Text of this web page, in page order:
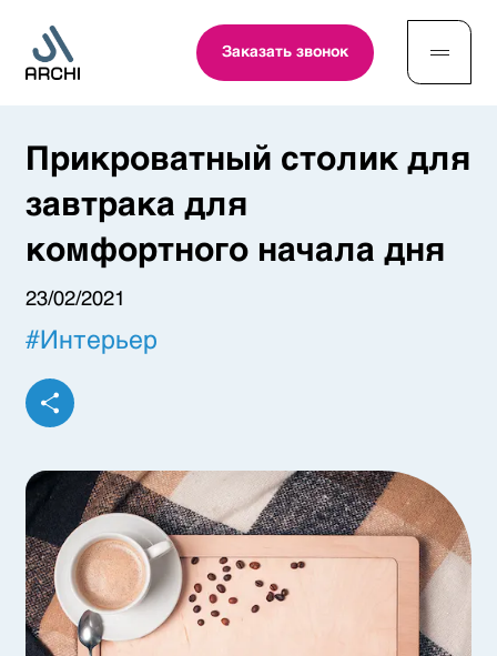
Заказать звонок
Прикроватный столик для
завтрака для
комфортного начала дня
23/02/2021
#Интерьер